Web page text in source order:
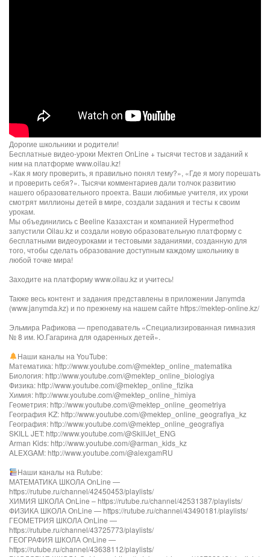
Дорогие школьники и родители!
Бесплатные видео-уроки Мектеп OnLine + тысячи тестов и заданий к
ним на платформе www.oilau.kz!
«Как я могу проверить, я правильно понял тему?», «Где я могу порешать
и проверить себя?». Тысячи комментариев дали толчок развитию
нашего образовательного проекта. Ваши любимые учителя, их уроки
смотрят миллионы детей в мире, создали задания и тесты к своим
урокам.
Мы объединились с Beeline Казахстан и компанией Hypermethod
запустили Oilau.kz и создали новую образовательную платформу с
бесплатными видеоуроками и тестовыми заданиями, созданную для
того, чтобы сделать образование доступным каждому школьнику в
любой точке мира!
Заходите на платформу www.oilau.kz и учитесь!
Также весь контент и задания представлены в приложении Janymda
(www.janymda.kz) и по прежнему на нашем сайте https://mektep-online.kz/
Эльмира Рафикова — преподаватель «Специализированная гимназия
№ 8 им. Ю.Гагарина для одаренных детей».
Наши каналы на YouTube:
Математика: http://www.youtube.com/@mektep_online_matematika
Биология: http://www.youtube.com/@mektep_online_biologiya
Физика: http://www.youtube.com/@mektep_online_fizika
Химия: http://www.youtube.com/@mektep_online_himiya
Геометрия: http://www.youtube.com/@mektep_online_geometriya
География KZ: http://www.youtube.com/@mektep_online_geografiya_kz
География: http://www.youtube.com/@mektep_online_geografiya
SKILL JET: http://www.youtube.com/@SkillJet_ENG
Arman Kids: http://www.youtube.com/@arman_kids_kz
ALEXGAM: http://www.youtube.com/@alexgamRU
Наши каналы на Rutube:
МАТЕМАТИКА ШКОЛА OnLine —
https://rutube.ru/channel/42450453/playlists/
ХИМИЯ ШКОЛА OnLine – https://rutube.ru/channel/42531387/playlists/
ФИЗИКА ШКОЛА OnLine — https://rutube.ru/channel/43490181/playlists/
ГЕОМЕТРИЯ ШКОЛА OnLine —
https://rutube.ru/channel/43725773/playlists/
ГЕОГРАФИЯ ШКОЛА OnLine —
https://rutube.ru/channel/43638112/playlists/